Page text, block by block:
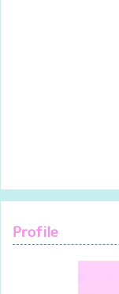
Profile